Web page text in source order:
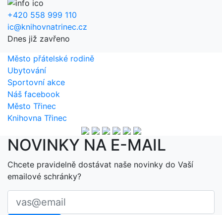
+420 558 999 110
ic@knihovnatrinec.cz
Dnes již zavřeno
Město přátelské rodině
Ubytování
Sportovní akce
Náš facebook
Město Třinec
Knihovna Třinec
NOVINKY NA E-MAIL
Chcete pravidelně dostávat naše novinky do Vaší
emailové schránky?